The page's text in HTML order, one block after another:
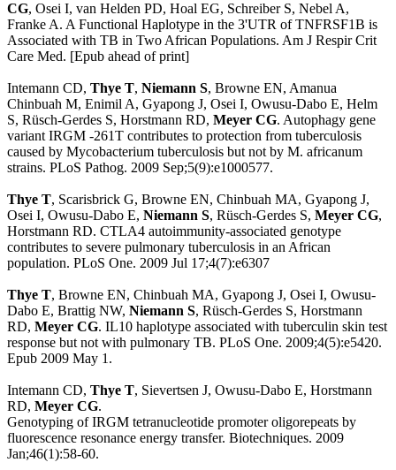
CG, Osei I, van Helden PD, Hoal EG, Schreiber S, Nebel A,
Franke A. A Functional Haplotype in the 3'UTR of TNFRSF1B is
Associated with TB in Two African Populations. Am J Respir Crit
Care Med. [Epub ahead of print]
Intemann CD, Thye T, Niemann S, Browne EN, Amanua
Chinbuah M, Enimil A, Gyapong J, Osei I, Owusu-Dabo E, Helm
S, Rüsch-Gerdes S, Horstmann RD, Meyer CG. Autophagy gene
variant IRGM -261T contributes to protection from tuberculosis
caused by Mycobacterium tuberculosis but not by M. africanum
strains. PLoS Pathog. 2009 Sep;5(9):e1000577.
Thye T, Scarisbrick G, Browne EN, Chinbuah MA, Gyapong J,
Osei I, Owusu-Dabo E, Niemann S, Rüsch-Gerdes S, Meyer CG,
Horstmann RD. CTLA4 autoimmunity-associated genotype
contributes to severe pulmonary tuberculosis in an African
population. PLoS One. 2009 Jul 17;4(7):e6307
Thye T, Browne EN, Chinbuah MA, Gyapong J, Osei I, Owusu-
Dabo E, Brattig NW, Niemann S, Rüsch-Gerdes S, Horstmann
RD, Meyer CG. IL10 haplotype associated with tuberculin skin test
response but not with pulmonary TB. PLoS One. 2009;4(5):e5420.
Epub 2009 May 1.
Intemann CD, Thye T, Sievertsen J, Owusu-Dabo E, Horstmann
RD, Meyer CG.
Genotyping of IRGM tetranucleotide promoter oligorepeats by
fluorescence resonance energy transfer. Biotechniques. 2009
Jan;46(1):58-60.